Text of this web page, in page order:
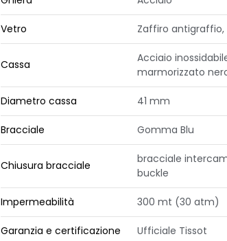
Vetro Zaffiro antigraffio,
Cassa
Acciaio
marmorizzato
Diametro cassa 41 mm
Bracciale Gomma Blu
Chiusura bracciale
bracciale
buckle
Impermeabilità 300 mt (30 atm)
Garanzia e certificazione Ufficiale Tissot